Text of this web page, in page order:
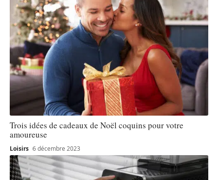
Trois idées de cadeaux de Noël coquins pour votre
amoureuse
Loisirs 6 décembre 2023